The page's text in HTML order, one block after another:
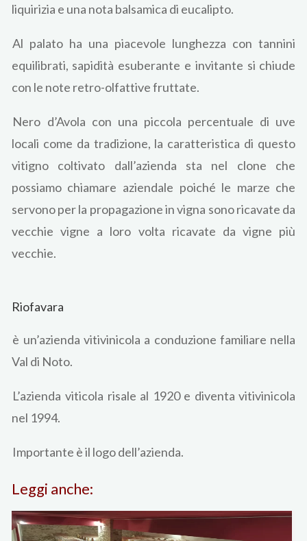
liquirizia e una nota balsamica di eucalipto.
Al palato ha una piacevole lunghezza con tannini
equilibrati, sapidità esuberante e invitante si chiude
con le note retro-olfattive fruttate.
Nero d’Avola con una piccola percentuale di uve
locali come da tradizione, la caratteristica di questo
vitigno coltivato dall’azienda sta nel clone che
possiamo chiamare aziendale poiché le marze che
servono per la propagazione in vigna sono ricavate da
vecchie vigne a loro volta ricavate da vigne più
vecchie.
Riofavara
è un’azienda vitivinicola a conduzione familiare nella
Val di Noto.
L’azienda viticola risale al 1920 e diventa vitivinicola
nel 1994.
Importante è il logo dell’azienda.
Leggi anche: